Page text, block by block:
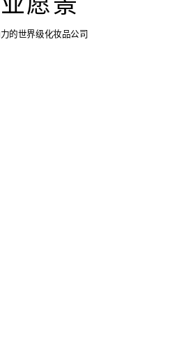
的世界级化妆品公司